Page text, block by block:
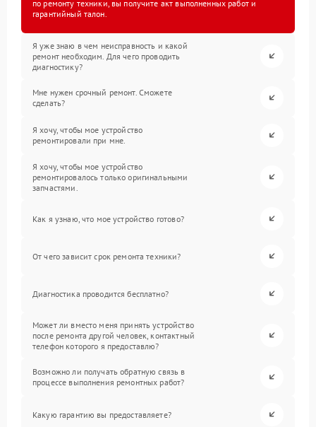
по ремонту техники, вы получите акт выполненных работ и
гарантийный талон.
Я уже знаю в чем неисправность и какой
ремонт необходим. Для чего проводить
диагностику?
Мне нужен срочный ремонт. Сможете
сделать?
Я хочу, чтобы мое устройство
ремонтировали при мне.
Я хочу, чтобы мое устройство
ремонтировалось только оригинальными
запчастями.
Как я узнаю, что мое устройство готово?
От чего зависит срок ремонта техники?
Диагностика проводится бесплатно?
Может ли вместо меня принять устройство
после ремонта другой человек, контактный
телефон которого я предоставлю?
Возможно ли получать обратную связь в
процессе выполнения ремонтных работ?
Какую гарантию вы предоставляете?